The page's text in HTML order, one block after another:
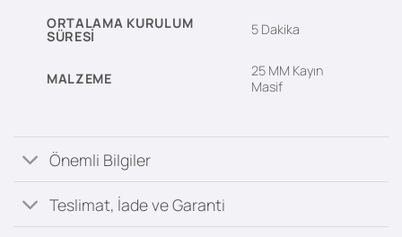
ORTALAMA KURULUM
SÜRESI 5 Dakika
MALZEME
25 MM Kayın
Masif
Önemli Bilgiler
Teslimat, İade ve Garanti